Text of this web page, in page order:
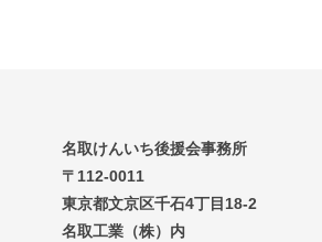
名取けんいち後援会事務所
〒112-0011
東京都文京区千石4丁目18-2
名取工業（株）内